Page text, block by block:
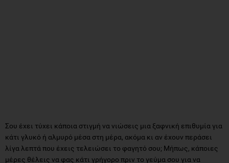
Σου έχει τύχει κάποια στιγμή να νιώσεις μια ξαφνική επιθυμία για
κάτι γλυκό ή αλμυρό μέσα στη μέρα, ακόμα κι αν έχουν περάσει
λίγα λεπτά που έχεις τελειώσει το φαγητό σου; Μήπως, κάποιες
μέρες θέλεις να φας κάτι γρήγορο πριν το γεύμα σου για να